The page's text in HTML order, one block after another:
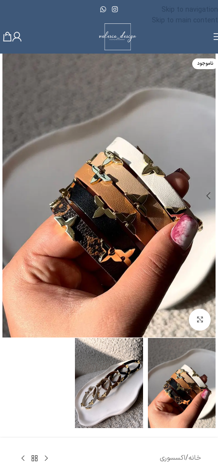
Skip to navigation
Skip to main content
ناموجود
بزرگنمایی تصویر
خانه/اکسسوری